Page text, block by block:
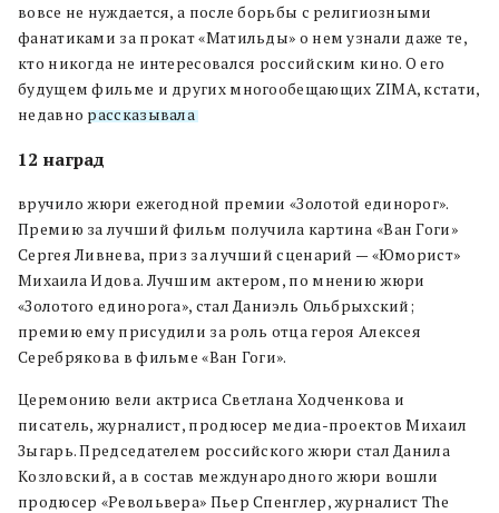
вовсе не нуждается, а после борьбы с религиозными
фанатиками за прокат «Матильды» о нем узнали даже те,
кто никогда не интересовался российским кино. О его
будущем фильме и других многообещающих ZIMA, кстати,
недавно рассказывала.
12 наград
вручило жюри ежегодной премии «Золотой единорог».
Премию за лучший фильм получила картина «Ван Гоги»
Сергея Ливнева, приз за лучший сценарий — «Юморист»
Михаила Идова. Лучшим актером, по мнению жюри
«Золотого единорога», стал Даниэль Ольбрыхский;
премию ему присудили за роль отца героя Алексея
Серебрякова в фильме «Ван Гоги».
Церемонию вели актриса Светлана Ходченкова и
писатель, журналист, продюсер медиа-проектов Михаил
Зыгарь. Председателем российского жюри стал Данила
Козловский, а в состав международного жюри вошли
продюсер «Револьвера» Пьер Спенглер, журналист The